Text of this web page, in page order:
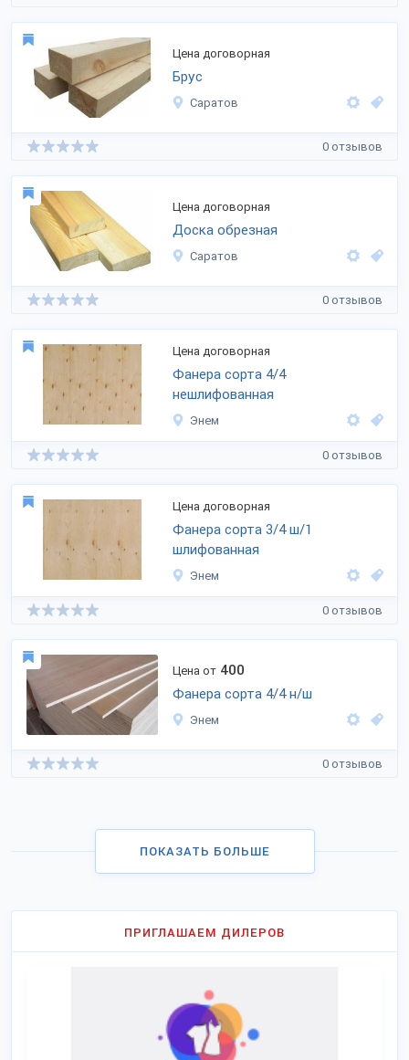
Цена договорная
Брус
Саратов
0 отзывов
Цена договорная
Доска обрезная
Саратов
0 отзывов
Цена договорная
Фанера сорта 4/4
нешлифованная
Энем
0 отзывов
Цена договорная
Фанера сорта 3/4 ш/1
шлифованная
Энем
0 отзывов
Цена от 400
Фанера сорта 4/4 н/ш
Энем
0 отзывов
ПОКАЗАТЬ БОЛЬШЕ
ПРИГЛАШАЕМ ДИЛЕРОВ